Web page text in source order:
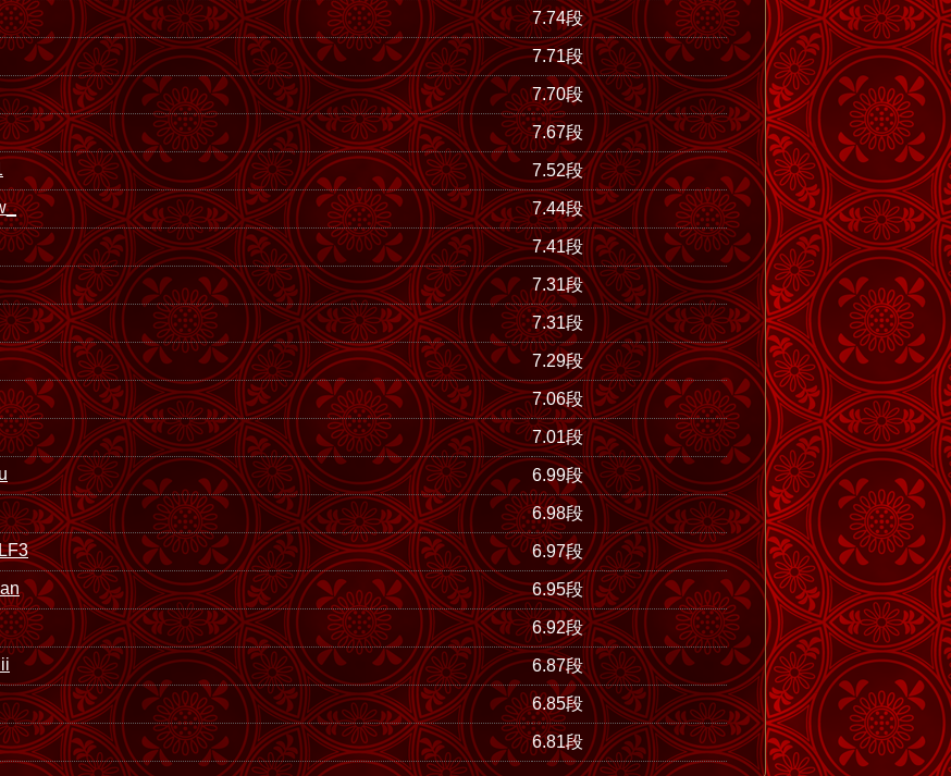
7.74段
7.71段
7.70段
7.67段
7.52段
7.44段
7.41段
7.31段
7.31段
7.29段
7.06段
7.01段
6.99段
6.98段
6.97段
6.95段
6.92段
6.87段
6.85段
6.81段